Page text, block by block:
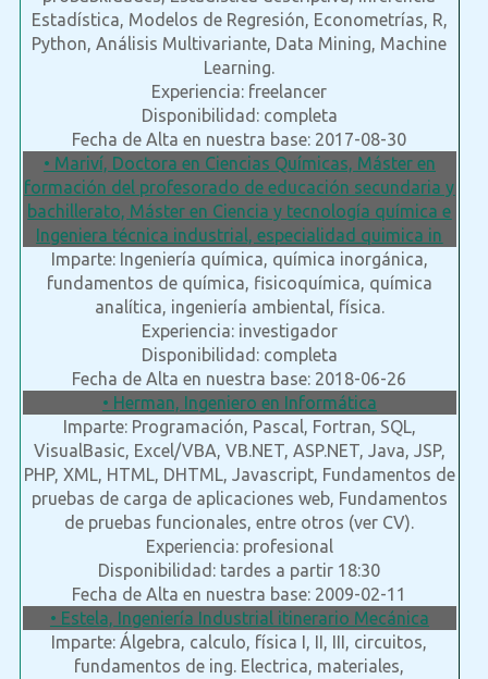
Estadística, Modelos de Regresión, Econometrías, R,
Python, Análisis Multivariante, Data Mining, Machine
Learning.
Experiencia: freelancer
Disponibilidad: completa
Fecha de Alta en nuestra base: 2017-08-30
• Mariví, Doctora en Ciencias Químicas, Máster en
formación del profesorado de educación secundaria y
bachillerato, Máster en Ciencia y tecnología química e
Ingeniera técnica industrial, especialidad quimica in
Imparte: Ingeniería química, química inorgánica,
fundamentos de química, fisicoquímica, química
analítica, ingeniería ambiental, física.
Experiencia: investigador
Disponibilidad: completa
Fecha de Alta en nuestra base: 2018-06-26
• Herman, Ingeniero en Informática
Imparte: Programación, Pascal, Fortran, SQL,
VisualBasic, Excel/VBA, VB.NET, ASP.NET, Java, JSP,
PHP, XML, HTML, DHTML, Javascript, Fundamentos de
pruebas de carga de aplicaciones web, Fundamentos
de pruebas funcionales, entre otros (ver CV).
Experiencia: profesional
Disponibilidad: tardes a partir 18:30
Fecha de Alta en nuestra base: 2009-02-11
• Estela, Ingeniería Industrial itinerario Mecánica
Imparte: Álgebra, calculo, física I, II, III, circuitos,
fundamentos de ing. Electrica, materiales,